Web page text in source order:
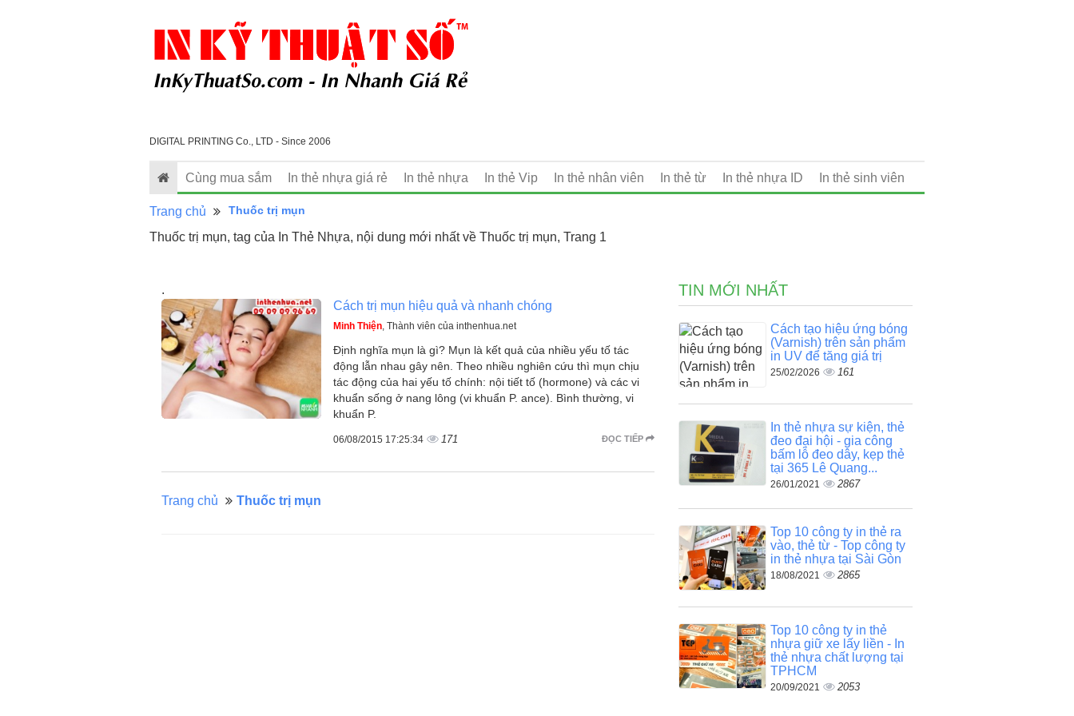
DIGITAL PRINTING Co., LTD - Since 2006
Cùng mua sắm In thẻ nhựa giá rẻ In thẻ nhựa In thẻ Vip In thẻ nhân viên In thẻ từ In thẻ nhựa ID In thẻ sinh viên
Trang chủ Thuốc trị mụn
Thuốc trị mụn, tag của In Thẻ Nhựa, nội dung mới nhất về Thuốc trị mụn, Trang 1
.
Cách trị mụn hiệu quả và nhanh chóng
Minh Thiện , Thành viên của inthenhua.net
Định nghĩa mụn là gì? Mụn là kết quả của nhiều yếu tố tác
động lẫn nhau gây nên. Theo nhiều nghiên cứu thì mụn chịu
tác động của hai yếu tố chính: nội tiết tố (hormone) và các vi
khuẩn sống ở nang lông (vi khuẩn P. ance). Bình thường, vi
khuẩn P.
ĐỌC TIẾP
06/08/2015 17:25:34 171
Trang chủ Thuốc trị mụn
TIN MỚI NHẤT
Cách tạo hiệu ứng bóng
(Varnish) trên sản phẩm
in UV để tăng giá trị
25/02/2026 161
In thẻ nhựa sự kiện, thẻ
đeo đại hội - gia công
bấm lỗ đeo dây, kẹp thẻ
tại 365 Lê Quang...
26/01/2021 2867
Top 10 công ty in thẻ ra
vào, thẻ từ - Top công ty
in thẻ nhựa tại Sài Gòn
18/08/2021 2865
Top 10 công ty in thẻ
nhựa giữ xe lấy liền - In
thẻ nhựa chất lượng tại
TPHCM
20/09/2021 2053